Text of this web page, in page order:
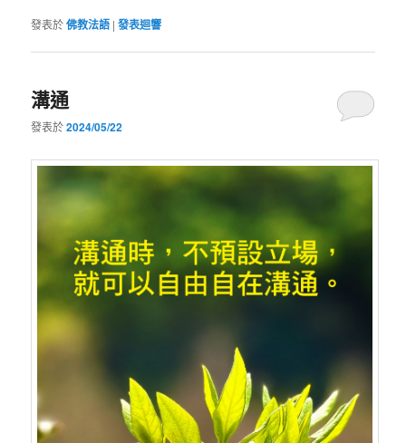
發表於佛教法語 |發表迴響
溝通
發表於2024/05/22